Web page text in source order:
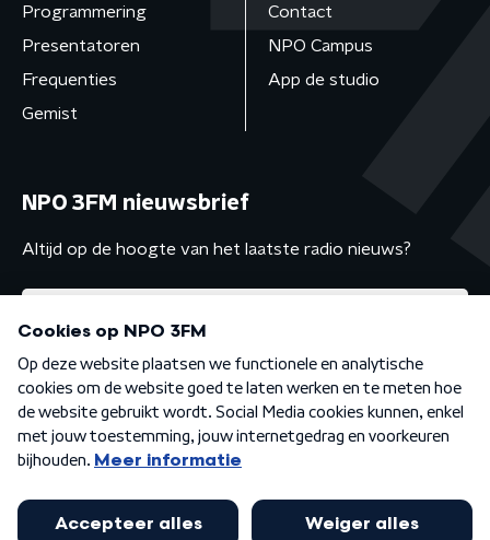
Programmering
Presentatoren
Frequenties
Gemist
Contact
NPO Campus
App de studio
NPO 3FM nieuwsbrief
Altijd op de hoogte van het laatste radio nieuws?
Algemene voorwaarden Privacybeleid